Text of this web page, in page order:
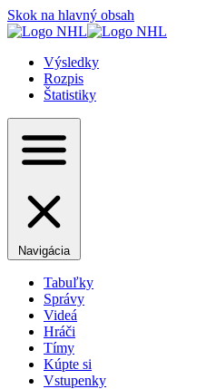
Skok na hlavný obsah
Výsledky
Rozpis
Štatistiky
Navigácia
Tabuľky
Správy
Videá
Hráči
Tímy
Kúpte si
Vstupenky